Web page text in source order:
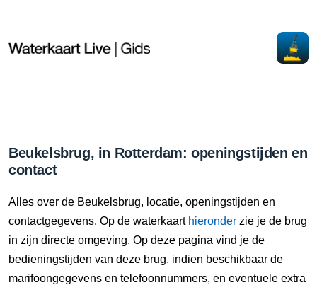
Beukelsbrug, in Rotterdam: openingstijden en
contact
Alles over de Beukelsbrug, locatie, openingstijden en
contactgegevens. Op de waterkaart hieronder zie je de brug
in zijn directe omgeving. Op deze pagina vind je de
bedieningstijden van deze brug, indien beschikbaar de
marifoongegevens en telefoonnummers, en eventuele extra